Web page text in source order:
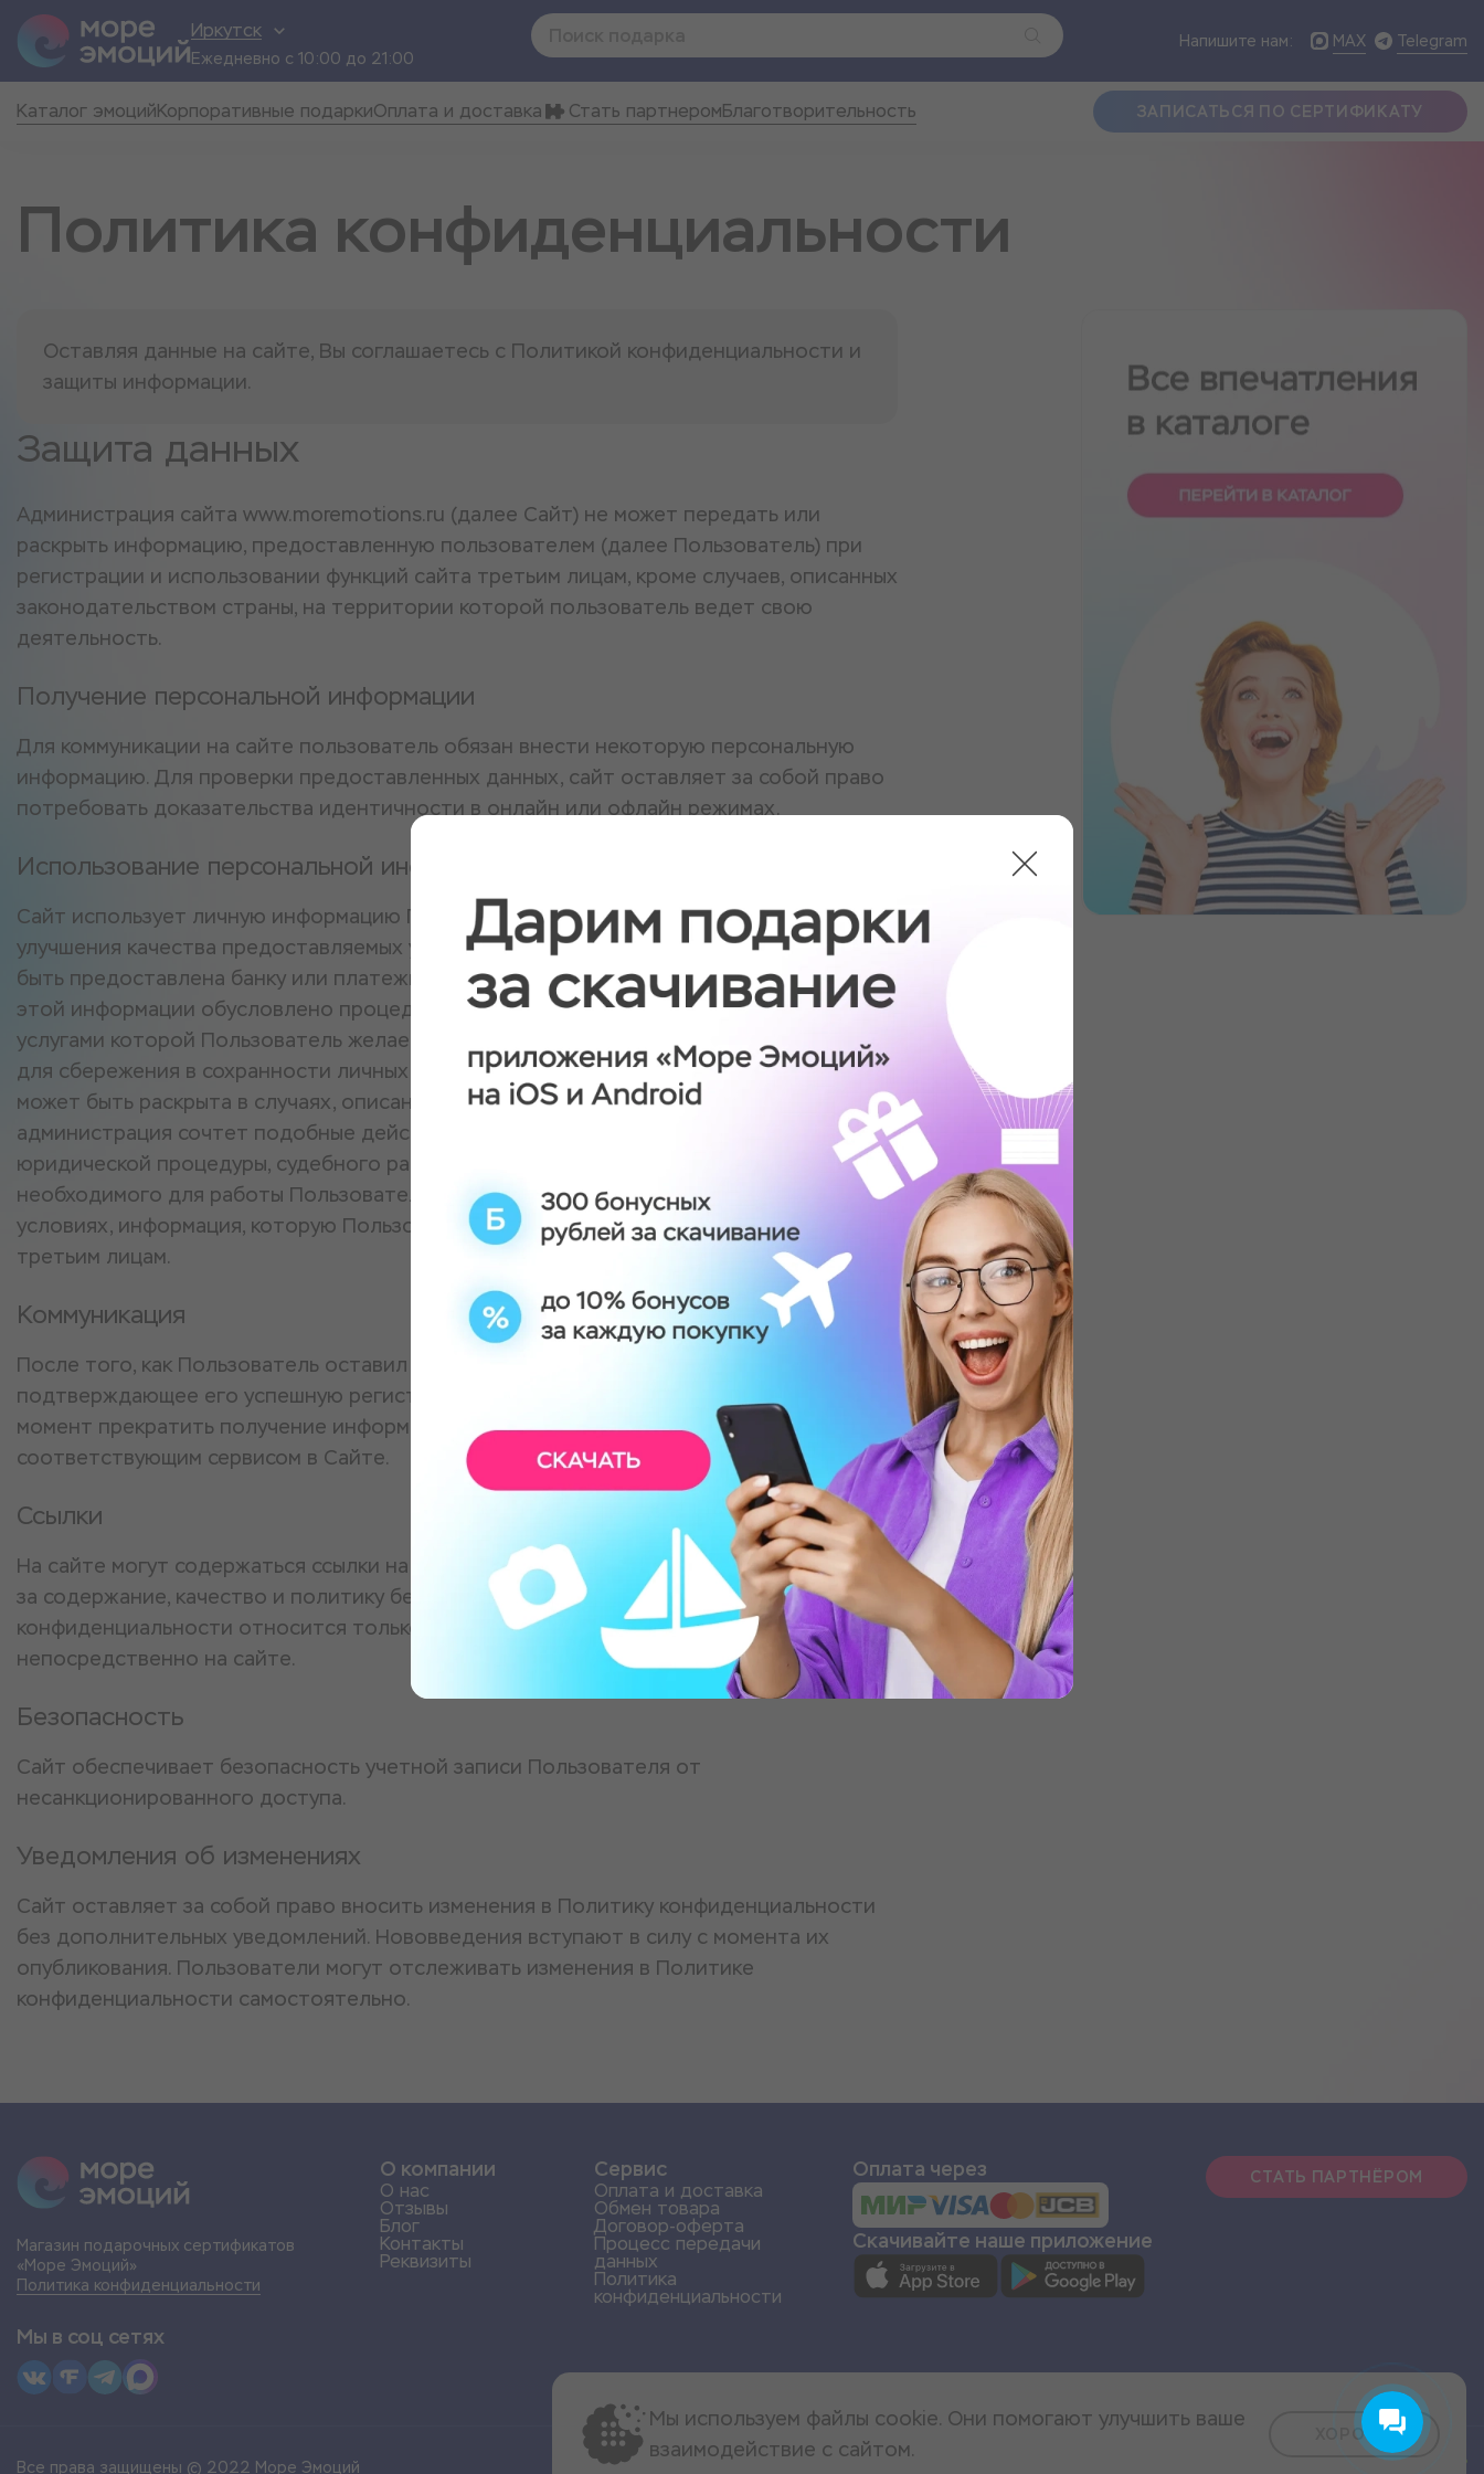
Иркутск
Ежедневно с 10:00 до 21:00
Напишите нам: MAX Telegram
Каталог эмоцийКорпоративные подаркиОплата и доставка Стать партнеромБлаготворительность ЗАПИСАТЬСЯ ПО СЕРТИФИКАТУ
Политика конфиденциальности
Оставляя данные на сайте, Вы соглашаетесь с Политикой конфиденциальности и
защиты информации.
Защита данных
Администрация сайта www.moremotions.ru (далее Сайт) не может передать или
раскрыть информацию, предоставленную пользователем (далее Пользователь) при
регистрации и использовании функций сайта третьим лицам, кроме случаев, описанных
законодательством страны, на территории которой пользователь ведет свою
деятельность.
Получение персональной информации
Для коммуникации на сайте пользователь обязан внести некоторую персональную
информацию. Для проверки предоставленных данных, сайт оставляет за собой право
потребовать доказательства идентичности в онлайн или офлайн режимах.
Использование персональной информации
Сайт использует личную информацию Пользователя для обслуживания и для
улучшения качества предоставляемых услуг. Часть персональной информации может
быть предоставлена банку или платежной системе, в случае, если предоставление
этой информации обусловлено процедурой перевода средств платежной системе,
услугами которой Пользователь желает воспользоваться. Сайт прилагает все усилия
для сбережения в сохранности личных данных Пользователя. Личная информация
может быть раскрыта в случаях, описанных законодательством, либо когда
администрация сочтет подобные действия необходимыми для соблюдения
юридической процедуры, судебного распоряжения или легального процесса
необходимого для работы Пользователя с Сайтом. В других случаях, ни при каких
условиях, информация, которую Пользователь передает Сайту, не будет раскрыта
третьим лицам.
Коммуникация
После того, как Пользователь оставил данные, он получает сообщение,
подтверждающее его успешную регистрацию. Пользователь имеет право в любой
момент прекратить получение информационных бюллетеней воспользовавшись
соответствующим сервисом в Сайте.
Ссылки
На сайте могут содержаться ссылки на другие сайты. Сайт не несет ответственности
за содержание, качество и политику безопасности этих сайтов. Данное заявление о
конфиденциальности относится только к информации, размещенной
непосредственно на сайте.
Безопасность
Сайт обеспечивает безопасность учетной записи Пользователя от
несанкционированного доступа.
Уведомления об изменениях
Сайт оставляет за собой право вносить изменения в Политику конфиденциальности
без дополнительных уведомлений. Нововведения вступают в силу с момента их
опубликования. Пользователи могут отслеживать изменения в Политике
конфиденциальности самостоятельно.
Магазин подарочных сертификатов
«Море Эмоций»
Политика конфиденциальности
Мы в соц сетях
О компании
О нас
Отзывы
Блог
Контакты
Реквизиты
Сервис
Оплата и доставка
Обмен товара
Договор-оферта
Процесс передачи
данных
Политика
конфиденциальности
Оплата через
Скачивайте наше приложение
СТАТЬ ПАРТНЁРОМ
Все права защищены © 2022 Море Эмоций
Мы используем файлы cookie. Они помогают улучшить ваше
взаимодействие с сайтом.
ХОРОШО